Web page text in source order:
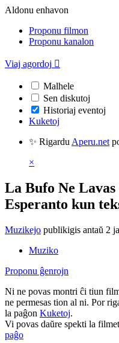
Aldonu enhavon
Proponu filmon
Proponu kanalon
Viaj agordoj 
Malhele
Sen diskutoj
Historiaj eventoj
Kuketoj
✨ Rigardu Aperu.net
×
La Bufo Ne
Esperanto kun
Muzikejo publikigis antaŭ 2
Muziko
Proponu ĝenrojn
Ni ne povas montri ĉi tiun
ne permesas tion al ni. Por
la paĝon Kuketoj.
Vi povas daŭre spekti la
paĝo